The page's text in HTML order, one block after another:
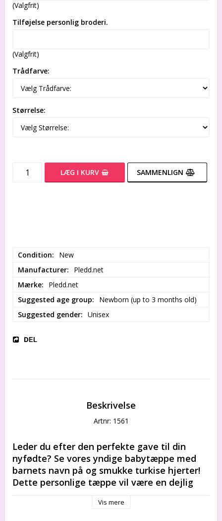
(Valgfrit)
Tilføjelse personlig broderi.
(Valgfrit)
Trådfarve:
Størrelse:
LÆG I KURV SAMMENLIGN
Condition
New
Manufacturer
Pledd.net
Mærke
Pledd.net
Suggested age group
Newborn (up to 3 months old)
Suggested gender
Unisex
DEL
Beskrivelse
Artnr: 1561
Leder du efter den perfekte gave til din
nyfødte? Se vores yndige babytæppe med
barnets navn på og smukke turkise hjerter!
Dette personlige tæppe vil være en dejlig
til en særlig lejlighed. Bestil nu, og få en unik
Vis mere